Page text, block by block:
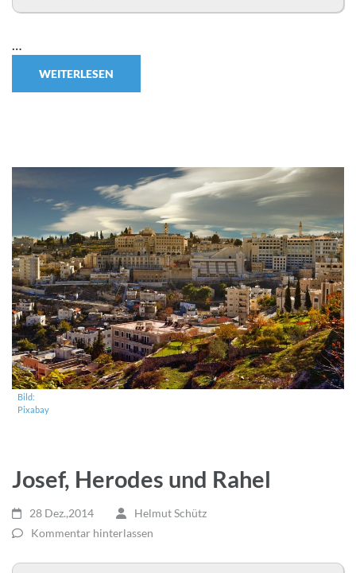
…
WEITERLESEN
Bild:
Pixabay
Josef, Herodes und Rahel
28 Dez.,2014
Helmut Schütz
Kommentar hinterlassen